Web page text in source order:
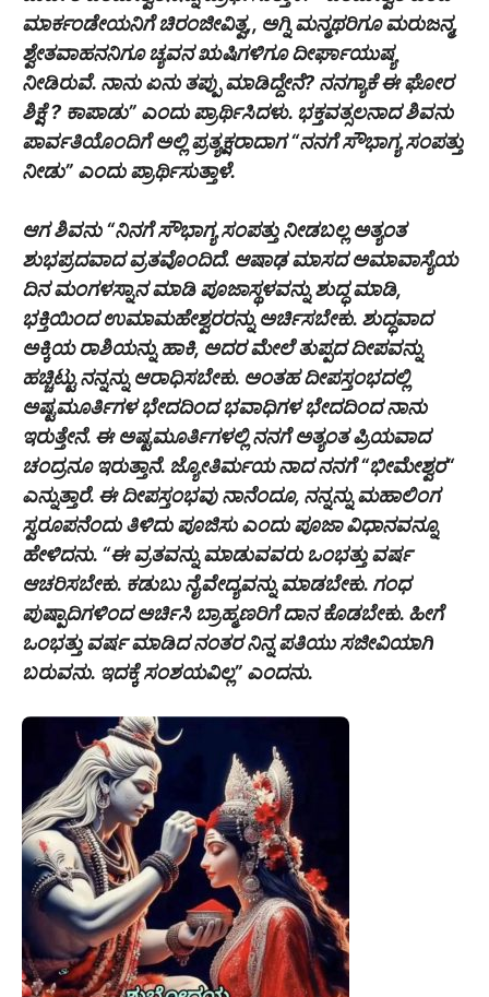
ಮಾರ್ಕಂಡೇಯನಿಗೆ ಚಿರಂಜೀವಿತ್ವ,, ಅಗ್ನಿ ಮನ್ಮಥರಿಗೂ ಮರುಜನ್ಮ,
ಶ್ವೇತವಾಹನನಿಗೂ ಚ್ಯವನ ಋಷಿಗಳಿಗೂ ದೀರ್ಘಾಯುಷ್ಯ
ನೀಡಿರುವೆ. ನಾನು ಏನು ತಪ್ಪು ಮಾಡಿದ್ದೇನೆ? ನನಗ್ಯಾಕೆ ಈ ಘೋರ
ಶಿಕ್ಷೆ ? ಕಾಪಾಡು” ಎಂದು ಪ್ರಾರ್ಥಿಸಿದಳು. ಭಕ್ತವತ್ಸಲನಾದ ಶಿವನು
ಪಾರ್ವತಿಯೊಂದಿಗೆ ಅಲ್ಲಿ ಪ್ರತ್ಯಕ್ಷರಾದಾಗ “ನನಗೆ ಸೌಭಾಗ್ಯ ಸಂಪತ್ತು
ನೀಡು” ಎಂದು ಪ್ರಾರ್ಥಿಸುತ್ತಾಳೆ.
ಆಗ ಶಿವನು “ನಿನಗೆ ಸೌಭಾಗ್ಯ ಸಂಪತ್ತು ನೀಡಬಲ್ಲ ಅತ್ಯಂತ
ಶುಭಪ್ರದವಾದ ವ್ರತವೊಂದಿದೆ. ಆಷಾಢ ಮಾಸದ ಅಮಾವಾಸ್ಯೆಯ
ದಿನ ಮಂಗಳಸ್ನಾನ ಮಾಡಿ ಪೂಜಾಸ್ಥಳವನ್ನು ಶುದ್ಧ ಮಾಡಿ,
ಭಕ್ತಿಯಿಂದ ಉಮಾಮಹೇಶ್ವರರನ್ನು ಅರ್ಚಿಸಬೇಕು. ಶುದ್ಧವಾದ
ಅಕ್ಕಿಯ ರಾಶಿಯನ್ನು ಹಾಕಿ, ಅದರ ಮೇಲೆ ತುಪ್ಪದ ದೀಪವನ್ನು
ಹಚ್ಚಿಟ್ಟು ನನ್ನನ್ನು ಆರಾಧಿಸಬೇಕು. ಅಂತಹ ದೀಪಸ್ತಂಭದಲ್ಲಿ
ಅಷ್ಟಮೂರ್ತಿಗಳ ಭೇದದಿಂದ ಭವಾಧಿಗಳ ಭೇದದಿಂದ ನಾನು
ಇರುತ್ತೇನೆ. ಈ ಅಷ್ಟಮೂರ್ತಿಗಳಲ್ಲಿ ನನಗೆ ಅತ್ಯಂತ ಪ್ರಿಯವಾದ
ಚಂದ್ರನೂ ಇರುತ್ತಾನೆ. ಜ್ಯೋತಿರ್ಮಯ ನಾದ ನನಗೆ “ಭೀಮೇಶ್ವರ“
ಎನ್ನುತ್ತಾರೆ. ಈ ದೀಪಸ್ತಂಭವು ನಾನೆಂದೂ, ನನ್ನನ್ನು ಮಹಾಲಿಂಗ
ಸ್ವರೂಪನೆಂದು ತಿಳಿದು ಪೂಜಿಸು ಎಂದು ಪೂಜಾ ವಿಧಾನವನ್ನೂ
ಹೇಳಿದನು. “ಈ ವ್ರತವನ್ನು ಮಾಡುವವರು ಒಂಭತ್ತು ವರ್ಷ
ಆಚರಿಸಬೇಕು. ಕಡುಬು ನೈವೇದ್ಯವನ್ನು ಮಾಡಬೇಕು. ಗಂಧ
ಪುಷ್ಪಾದಿಗಳಿಂದ ಅರ್ಚಿಸಿ ಬ್ರಾಹ್ಮಣರಿಗೆ ದಾನ ಕೊಡಬೇಕು. ಹೀಗೆ
ಒಂಭತ್ತು ವರ್ಷ ಮಾಡಿದ ನಂತರ ನಿನ್ನ ಪತಿಯು ಸಜೀವಿಯಾಗಿ
ಬರುವನು. ಇದಕ್ಕೆ ಸಂಶಯವಿಲ್ಲ” ಎಂದನು.